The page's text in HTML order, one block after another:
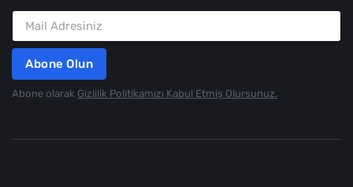
Abone Olun
Abone olarak Gizlilik Politikamızı Kabul Etmiş Olursunuz.